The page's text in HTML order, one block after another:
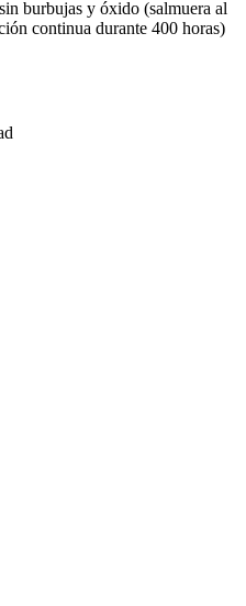
burbujas y óxido (salmuera al
continua durante 400 horas)